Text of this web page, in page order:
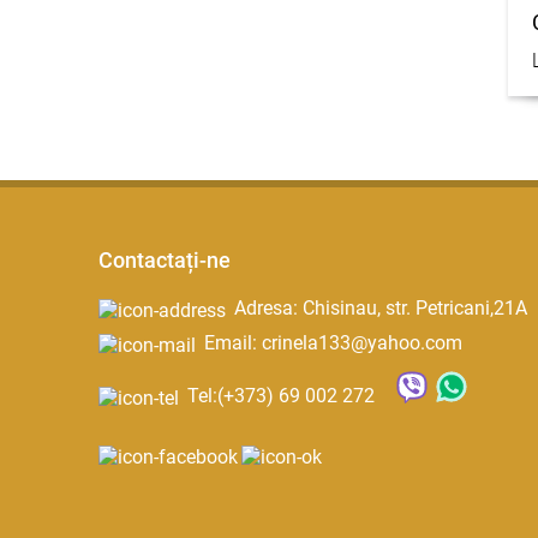
Contactați-ne
Adresa: Chisinau, str. Petricani,21A
Email: crinela133@yahoo.com
Tel:(+373) 69 002 272